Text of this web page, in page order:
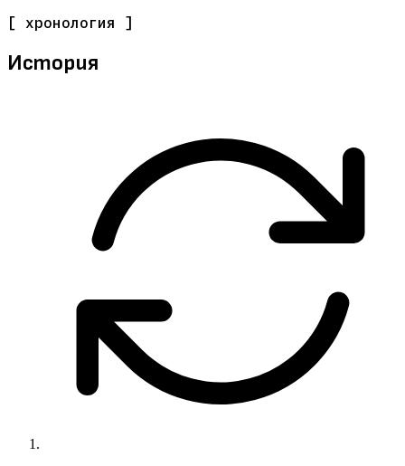
[ хронология ]
История